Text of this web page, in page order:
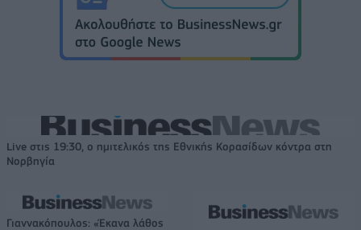
Live στις 19:30, ο ημιτελικός της Εθνικής Κορασίδων κόντρα στη
Νορβηγία
Γιαννακόπουλος: «Έκανα λάθος